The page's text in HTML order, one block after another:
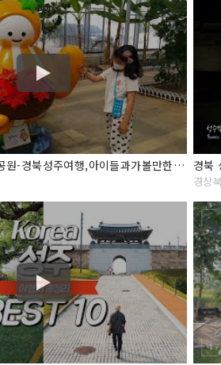
성주참외체험형테마공원-경북성주여행,아이들과가볼만한곳,놀이터,키즈카페,전시,체험,식물원 경북
경상